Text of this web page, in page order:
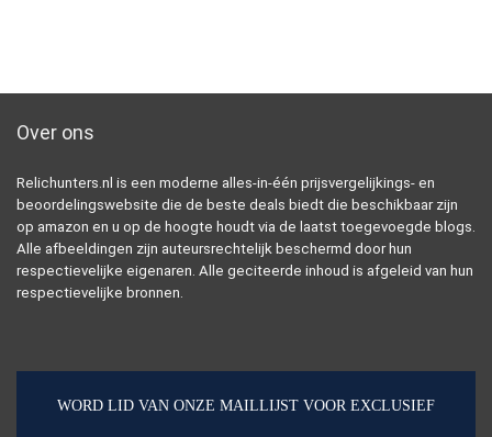
Over ons
Relichunters.nl is een moderne alles-in-één prijsvergelijkings- en
beoordelingswebsite die de beste deals biedt die beschikbaar zijn
op amazon en u op de hoogte houdt via de laatst toegevoegde blogs.
Alle afbeeldingen zijn auteursrechtelijk beschermd door hun
respectievelijke eigenaren. Alle geciteerde inhoud is afgeleid van hun
respectievelijke bronnen.
WORD LID VAN ONZE MAILLIJST VOOR EXCLUSIEF